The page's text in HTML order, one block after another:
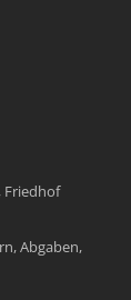
Friedhof
Abgaben,